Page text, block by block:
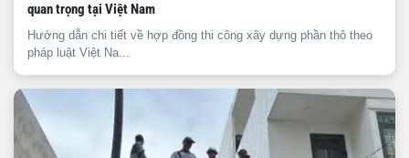
quan trọng tại Việt Nam
Hướng dẫn chi tiết về hợp đồng thi công xây dựng phần thô theo
pháp luật Việt Na...